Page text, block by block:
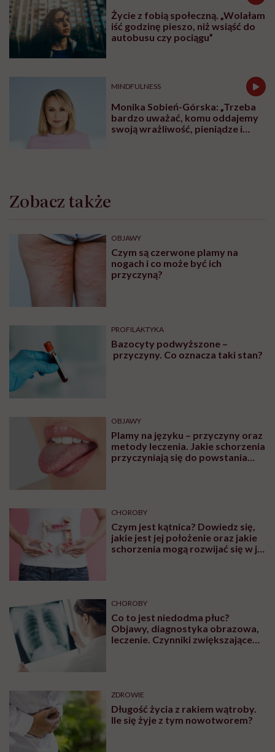
Życie z fobią społeczną. „Wolałam
iść godzinę pieszo, niż wsiąść do
autobusu czy pociągu”
MINDFULNESS
Monika Sobień-Górska: „Trzeba
bardzo uważać, komu oddajemy
swoją wrażliwość, pieniądze i
Zobacz także
OBJAWY
Czym są czerwone plamy na
nogach i co może być ich
przyczyną?
PROFILAKTYKA
Bazocyty podwyższone –
przyczyny. Co oznacza taki stan?
OBJAWY
Plamy na języku – przyczyny oraz
metody leczenia. Jakie schorzenia
przyczyniają się do powstania
CHOROBY
Czym jest kątnica? Dowiedz się,
jakie jest jej położenie oraz jakie
schorzenia mogą rozwijać się w jej
CHOROBY
Co to jest niedodma płuc?
Objawy, diagnostyka obrazowa,
leczenie. Czynniki zwiększające
ZDROWIE
Długość życia z rakiem wątroby.
Ile się żyje z tym nowotworem?